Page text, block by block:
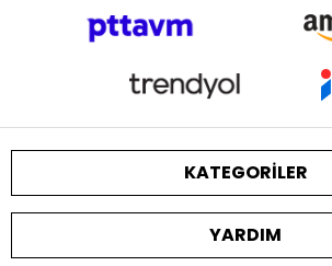
KATEGORILER
YARDIM